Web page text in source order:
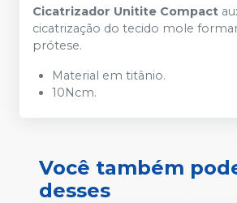
Cicatrizador Unitite Compact
cicatrização do tecido mole
prótese.
Material em titânio.
10Ncm.
Você também
desses